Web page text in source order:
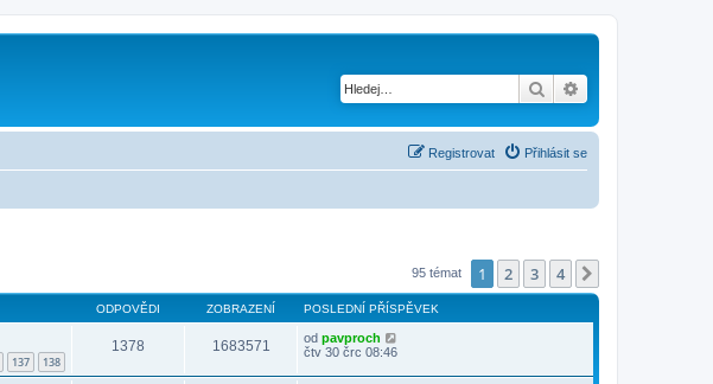
Hledat
Přihlásit se
Registrovat
95 témat 1 2 3 4
ODPOVĚDI ZOBRAZENÍ POSLEDNÍ PŘÍSPĚVEK
137 138
1378 1683571 od pavproch
čtv 30 črc 08:46